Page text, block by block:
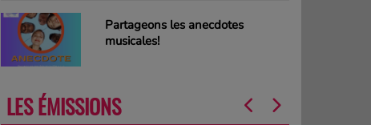
Partageons les anecdotes
musicales!
LES ÉMISSIONS